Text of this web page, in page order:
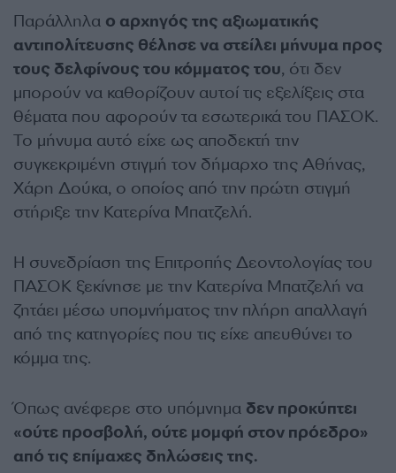
Παράλληλα ο αρχηγός της αξιωματικής
αντιπολίτευσης θέλησε να στείλει μήνυμα προς
τους δελφίνους του κόμματος του, ότι δεν
μπορούν να καθορίζουν αυτοί τις εξελίξεις στα
θέματα που αφορούν τα εσωτερικά του ΠΑΣΟΚ.
Το μήνυμα αυτό είχε ως αποδεκτή την
συγκεκριμένη στιγμή τον δήμαρχο της Αθήνας,
Χάρη Δούκα, ο οποίος από την πρώτη στιγμή
στήριξε την Κατερίνα Μπατζελή.
Η συνεδρίαση της Επιτροπής Δεοντολογίας του
ΠΑΣΟΚ ξεκίνησε με την Κατερίνα Μπατζελή να
ζητάει μέσω υπομνήματος την πλήρη απαλλαγή
από της κατηγορίες που τις είχε απευθύνει το
κόμμα της.
Όπως ανέφερε στο υπόμνημα δεν προκύπτει
«ούτε προσβολή, ούτε μομφή στον πρόεδρο»
από τις επίμαχες δηλώσεις της.